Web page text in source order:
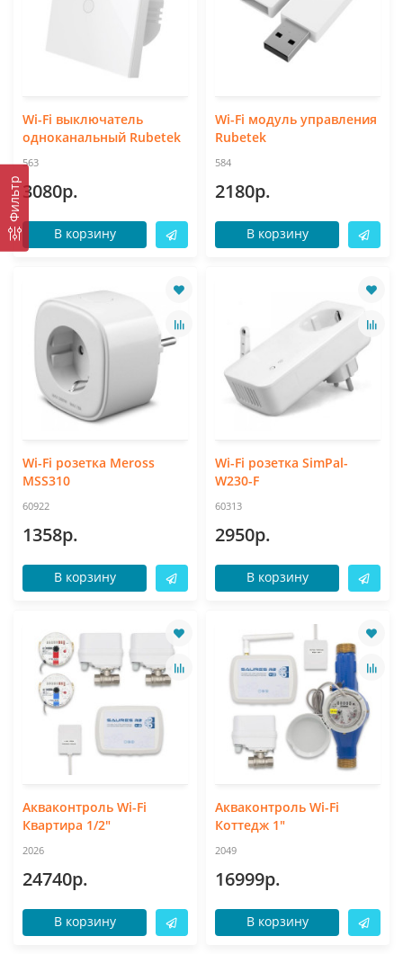
Wi-Fi выключатель
одноканальный Rubetek
563
3080р.
В корзину
Wi-Fi модуль управления
Rubetek
584
2180р.
В корзину
Wi-Fi розетка Meross
MSS310
60922
1358р.
В корзину
Wi-Fi розетка SimPal-
W230-F
60313
2950р.
В корзину
Акваконтроль Wi-Fi
Квартира 1/2"
2026
24740р.
В корзину
Акваконтроль Wi-Fi
Коттедж 1"
2049
16999р.
В корзину
Фильтр